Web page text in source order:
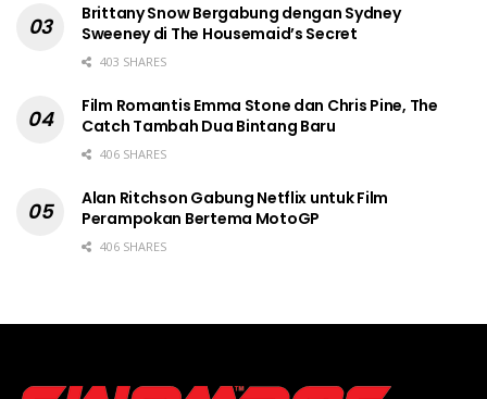
Brittany Snow Bergabung dengan Sydney
Sweeney di The Housemaid’s Secret
403 SHARES
Film Romantis Emma Stone dan Chris Pine, The
Catch Tambah Dua Bintang Baru
406 SHARES
Alan Ritchson Gabung Netflix untuk Film
Perampokan Bertema MotoGP
406 SHARES